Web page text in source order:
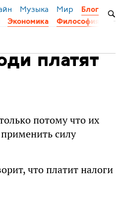
Музыка Мир Блог
Экономика Философия
платят
потому что их
силу
что платит налоги